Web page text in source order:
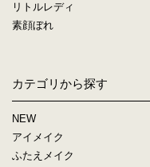
リトルレディ
素顔ぼれ
カテゴリから探す
NEW
アイメイク
ふたえメイク